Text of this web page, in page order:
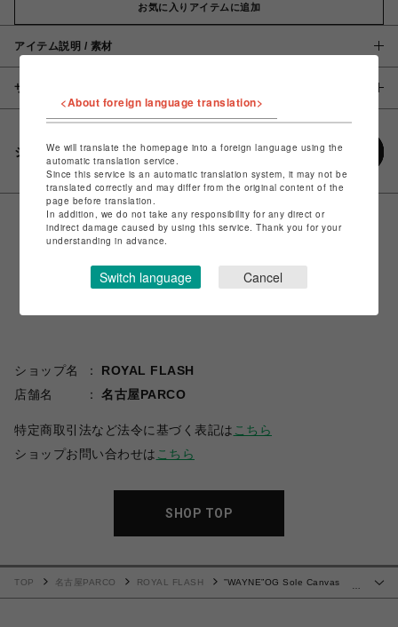
お気に入りアイテムに追加
アイテム説明 / 素材
サイズ
シェアする
ショップ名
ROYAL FLASH
店舗名
名古屋PARCO
特定商取引法など法令に基づく表記は こちら
ショップお問い合わせは こちら
SHOP TOP
…
TOP 名古屋PARCO ROYAL FLASH
”WAYNE”OG Sole Canvas
<About foreign language translation>
We will translate the homepage into a foreign language using the
automatic translation service.
Since this service is an automatic translation system, it may not be
translated correctly and may differ from the original content of the
page before translation.
In addition, we do not take any responsibility for any direct or
indirect damage caused by using this service. Thank you for your
understanding in advance.
Switch language Cancel